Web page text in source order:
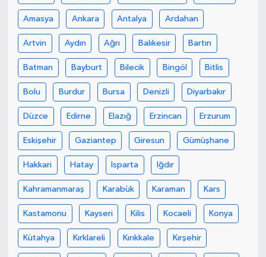
Amasya Ankara Antalya Ardahan
Artvin Aydın Ağrı Balıkesir Bartın
Batman Bayburt Bilecik Bingöl Bitlis
Bolu Burdur Bursa Denizli Diyarbakır
Düzce Edirne Elazığ Erzincan Erzurum
Eskişehir Gaziantep Giresun Gümüşhane
Hakkari Hatay Isparta Iğdır
Kahramanmaraş Karabük Karaman Kars
Kastamonu Kayseri Kilis Kocaeli Konya
Kütahya Kırklareli Kırıkkale Kırşehir